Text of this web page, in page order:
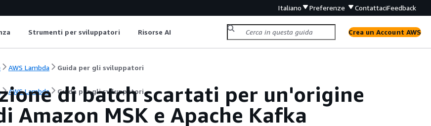
Italiano Preferenze ContattaciFeedback
Strumenti per sviluppatori Risorse AI Crea un Account AWS
AWS Lambda Guida per gli sviluppatori
AWS Lambda Guida per gli sviluppatori
di batch scartati per un'origine
Amazon MSK e Apache Kafka